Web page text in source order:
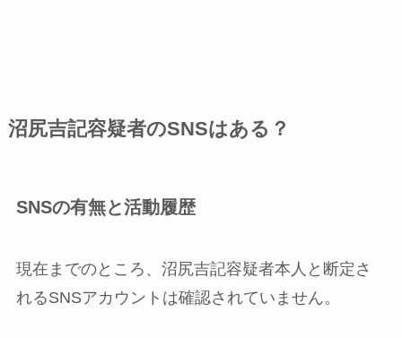
沼尻吉記容疑者のSNSはある？
SNSの有無と活動履歴
現在までのところ、沼尻吉記容疑者本人と断定さ
れるSNSアカウントは確認されていません。